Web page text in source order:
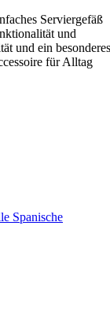
Serviergefäß
und
und ein besonderes
für Alltag
Spanische